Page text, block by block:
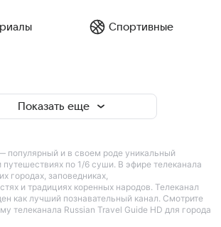
Спортивные
Показать еще
популярный и в своем роде уникальный
путешествиях по 1/6 суши. В эфире телеканала
городах, заповедниках,
и традициях коренных народов. Телеканал
как лучший познавательный канал. Смотрите
телеканала Russian Travel Guide HD для города